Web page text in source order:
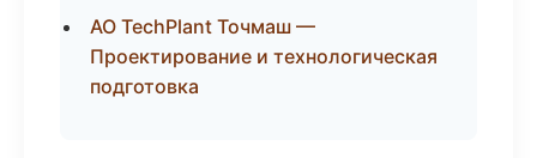
АО TechPlant Точмаш —
Проектирование и технологическая
подготовка